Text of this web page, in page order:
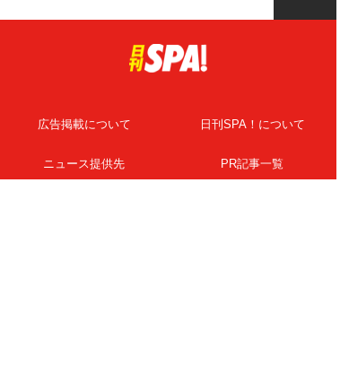
広告掲載について 日刊SPA！について
ニュース提供先 PR記事一覧